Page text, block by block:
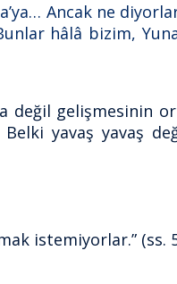
Ancak ne
hâlâ bizim,
değil gelişmesinin
yavaş yavaş
istemiyorlar.” (ss.